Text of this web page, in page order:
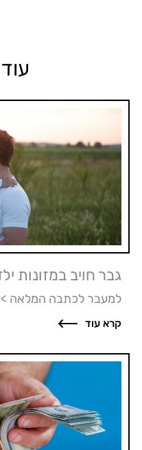
גבר חויב במזונות
למעבר לכתבה המלאה
קרא עוד